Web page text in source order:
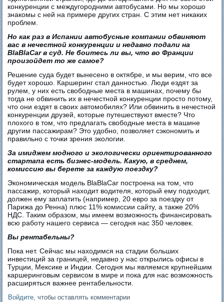
конкуренции с междугородними автобусами. Но мы хорошо
знакомы с ней на примере других стран. С этим нет никаких
проблем.
Но как раз в Испании автобусные компании обвиняют
вас в нечестной конкуренции и недавно подали на
BlaBlaCar в суд. Не боитесь ли вы, что во Франции
произойдет то же самое?
Решение суда будет вынесено в октябре, и мы верим, что все
будет хорошо. Каршеринг стал данностью. Люди ездят за
рулем, у них есть свободные места в машинах, почему бы
тогда не обвинить их в нечестной конкуренции просто потому,
что они ездят в своих автомобилях? Или обвинить в нечестной
конкуренции друзей, которые путешествуют вместе? Что
плохого в том, что предлагать свободные места в машине
другим пассажирам? Это удобно, позволяет сэкономить и
правильно с точки зрения экологии.
За имиджем модного и экологически ориентированного
стартапа есть бизнес-модель. Какую, в среднем,
комиссию вы берете за каждую поездку?
Экономическая модель BlaBlaCar построена на том, что
пассажир, который находит водителя, который ему подходит,
должен ему заплатить (например, 20 евро за поездку от
Парижа до Ренна) плюс 11% комиссии сайту, а также 20%
НДС. Таким образом, мы имеем возможность финансировать
всю работу нашего сервиса — сегодня нас 350 человек.
Вы рентабельны?
Пока нет. Сейчас мы находимся на стадии больших
инвестиций за границей, недавно у нас открылись офисы в
Турции, Мексике и Индии. Сегодня мы являемся крупнейшим
каршеринговым сервисом в мире и пока для нас возможность
расширяться важнее рентабельности.
Войдите, чтобы оставлять комментарии